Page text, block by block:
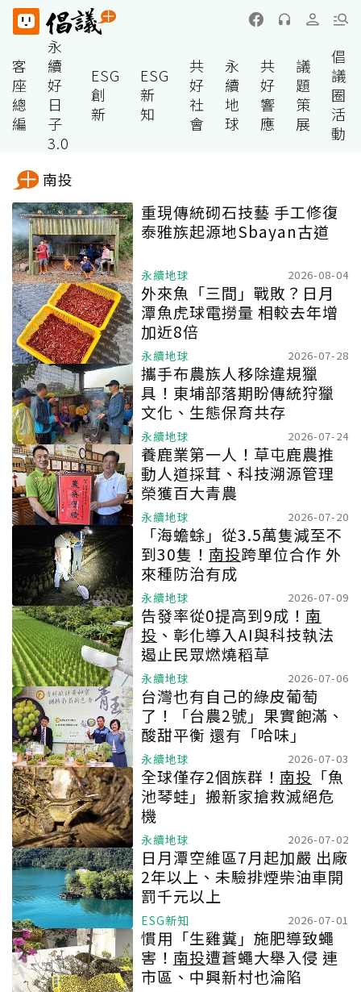
客
座
總
編
永
續
好
日
子
3.0
ESG
創
新
ESG
新
知
共
好
社
會
永
續
地
球
共
好
響
應
議
題
策
展
倡
議
圈
活
動
南投
重現傳統砌石技藝 手工修復
泰雅族起源地Sbayan古道
永續地球 2026-08-04
外來魚「三間」戰敗？日月
潭魚虎球電撈量 相較去年增
加近8倍
永續地球 2026-07-28
攜手布農族人移除違規獵
具！東埔部落期盼傳統狩獵
文化、生態保育共存
永續地球 2026-07-24
養鹿業第一人！草屯鹿農推
動人道採茸、科技溯源管理
榮獲百大青農
永續地球 2026-07-20
「海蟾蜍」從3.5萬隻減至不
到30隻！ 南投跨單位合作 外
來種防治有成
永續地球 2026-07-09
告發率從0提高到9成！ 南
投 、彰化導入AI與科技執法
遏止民眾燃燒稻草
永續地球 2026-07-06
台灣也有自己的綠皮葡萄
了！「台農2號」果實飽滿、
酸甜平衡 還有「哈味」
永續地球 2026-07-03
全球僅存2個族群！ 南投 「魚
池琴蛙」搬新家搶救滅絕危
機
永續地球 2026-07-02
日月潭空維區7月起加嚴 出廠
2年以上、未驗排煙柴油車開
罰千元以上
ESG新知 2026-07-01
慣用「生雞糞」施肥導致蠅
害！ 南投遭蒼蠅大舉入侵 連
市區、中興新村也淪陷